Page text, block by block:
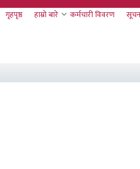
गृहपृष्ठ हाम्रो बारे कर्मचारी विवरण